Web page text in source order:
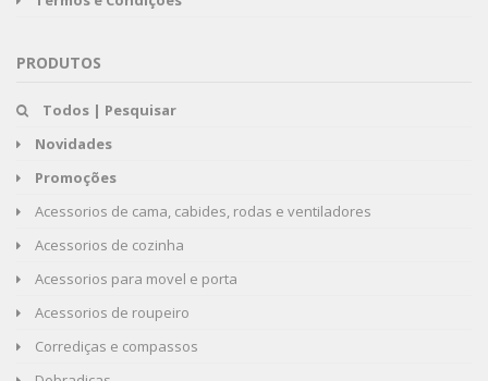
PRODUTOS
Todos | Pesquisar
Novidades
Promoções
Acessorios de cama, cabides, rodas e ventiladores
Acessorios de cozinha
Acessorios para movel e porta
Acessorios de roupeiro
Corrediças e compassos